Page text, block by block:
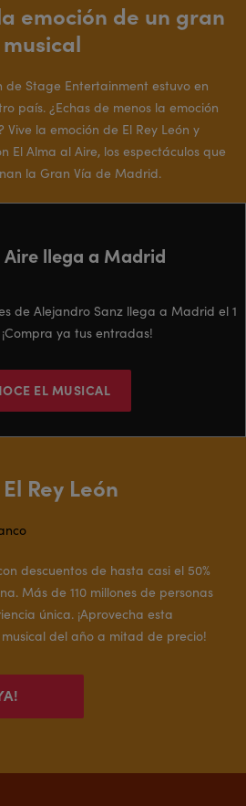
emoción de un gran
musical
de Stage Entertainment estuvo en
país. ¿Echas de menos la emoción
la emoción de El Rey León y
El Alma al Aire, los espectáculos que
la Gran Vía de Madrid.
Aire llega a Madrid
de Alejandro Sanz llega a Madrid el 1
ya tus entradas!
EL MUSICAL
descuentos de hasta casi el 50%
Más de 110 millones de personas
única. ¡Aprovecha esta
del año a mitad de precio!
Rey León